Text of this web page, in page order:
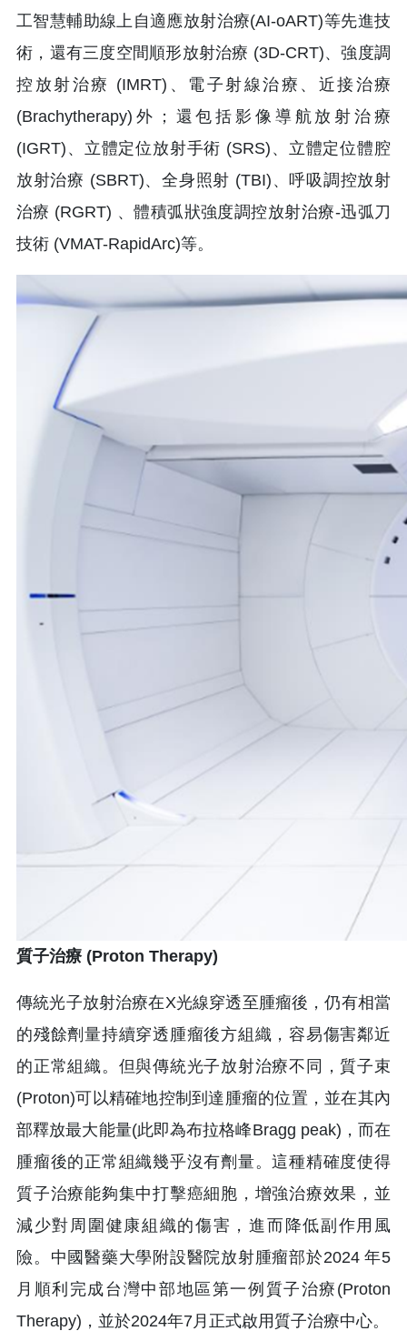
工智慧輔助線上自適應放射治療(AI-oART)等先進技
術，還有三度空間順形放射治療 (3D-CRT)、強度調
控放射治療 (IMRT)、電子射線治療、近接治療
(Brachytherapy)外；還包括影像導航放射治療
(IGRT)、立體定位放射手術 (SRS)、立體定位體腔
放射治療 (SBRT)、全身照射 (TBI)、呼吸調控放射
治療 (RGRT) 、體積弧狀強度調控放射治療-迅弧刀
技術 (VMAT-RapidArc)等。
質子治療 (Proton Therapy)
傳統光子放射治療在X光線穿透至腫瘤後，仍有相當
的殘餘劑量持續穿透腫瘤後方組織，容易傷害鄰近
的正常組織。但與傳統光子放射治療不同，質子束
(Proton)可以精確地控制到達腫瘤的位置，並在其內
部釋放最大能量(此即為布拉格峰Bragg peak)，而在
腫瘤後的正常組織幾乎沒有劑量。這種精確度使得
質子治療能夠集中打擊癌細胞，增強治療效果，並
減少對周圍健康組織的傷害，進而降低副作用風
險。中國醫藥大學附設醫院放射腫瘤部於2024 年5
月順利完成台灣中部地區第一例質子治療(Proton
Therapy)，並於2024年7月正式啟用質子治療中心。